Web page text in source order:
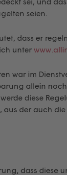
seien.
dass er
unter
war im
allein
diese
der auch
dass diese